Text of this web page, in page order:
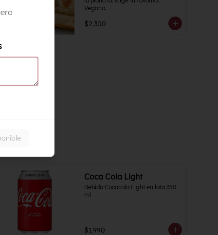
Vegano.
$2.300
Coca Cola Light
Bebida Cocacola Light en lata 350
ml
$1.990